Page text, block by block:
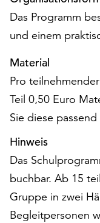
ausgeführt.
Möchten
Sie
die
verwendeten
Cookies
anpassen,
erreichen
Sie
die
Einstellungen
über
die
Schaltfläche
„Auswählen“.
Das Programm
und einem
Material
Pro
Teil 0,50 Euro
Sie diese
Hinweis
Das
buchbar. Ab 15
Gruppe in zwei
Begleitpersonen